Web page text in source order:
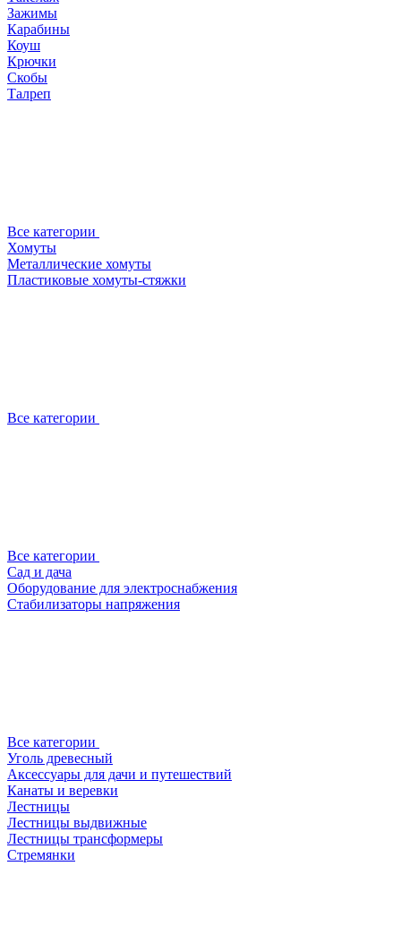
Зажимы
Карабины
Коуш
Крючки
Скобы
Талреп
Все категории
Хомуты
Металлические хомуты
Пластиковые хомуты-стяжки
Все категории
Все категории
Сад и дача
Оборудование для электроснабжения
Стабилизаторы напряжения
Все категории
Уголь древесный
Аксессуары для дачи и путешествий
Канаты и веревки
Лестницы
Лестницы выдвижные
Лестницы трансформеры
Стремянки